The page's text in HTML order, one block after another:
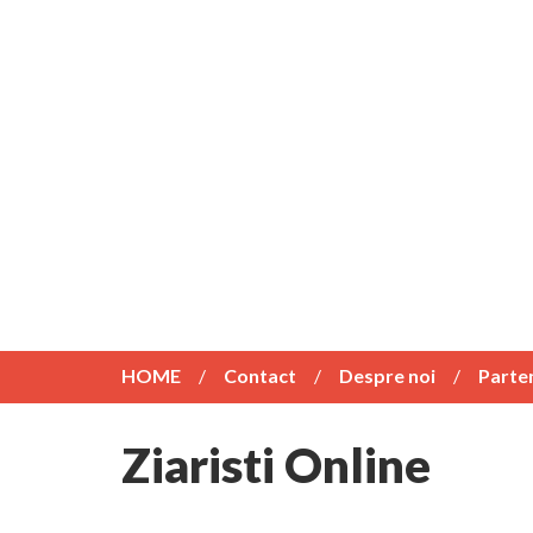
HOME Contact Despre noi
Ziaristi Online